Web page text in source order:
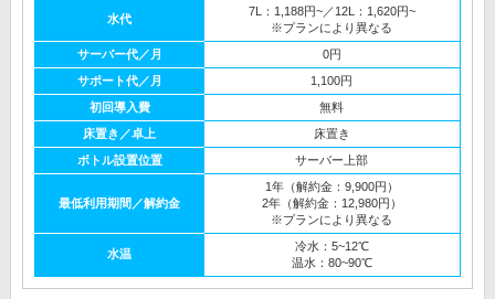
水代
7L：1,188円~／12L：1,620円~
※プランにより異なる
サーバー代／月
0円
サポート代／月
1,100円
初回導入費
無料
床置き／卓上
床置き
ボトル設置位置
サーバー上部
最低利用期間／解約金
1年（解約金：9,900円）
2年（解約金：12,980円）
※プランにより異なる
水温
冷水：5~12℃
温水：80~90℃